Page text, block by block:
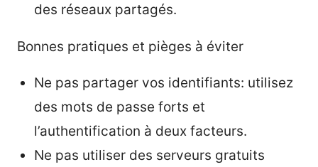
des réseaux partagés.
Bonnes pratiques et pièges à éviter
Ne pas partager vos identifiants: utilisez
des mots de passe forts et
l’authentification à deux facteurs.
Ne pas utiliser des serveurs gratuits